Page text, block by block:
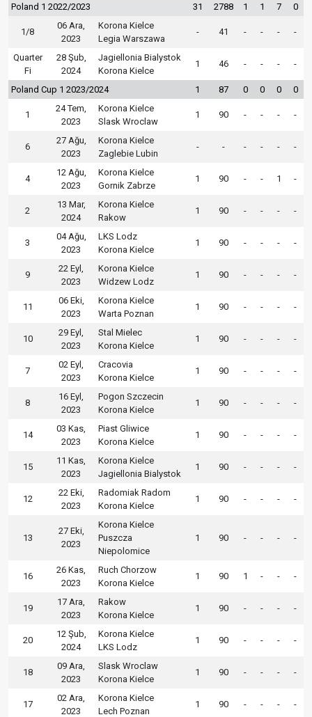
Poland 1 2022/2023 31 2788 1 1 7 0
1/8
06 Ara,
2023
Korona Kielce
Legia Warszawa
- 41 - - - -
Quarter
Fi
28 Şub,
2024
Jagiellonia Bialystok
Korona Kielce
1 46 - - - -
Poland Cup 1 2023/2024 1 87 0 0 0 0
1
24 Tem,
2023
Korona Kielce
Slask Wroclaw
1 90 - - - -
6
27 Ağu,
2023
Korona Kielce
Zaglebie Lubin
- - - - - -
4
12 Ağu,
2023
Korona Kielce
Gornik Zabrze
1 90 - - 1 -
2
13 Mar,
2024
Korona Kielce
Rakow
1 90 - - - -
3
04 Ağu,
2023
LKS Lodz
Korona Kielce
1 90 - - - -
9
22 Eyl,
2023
Korona Kielce
Widzew Lodz
1 90 - - - -
11
06 Eki,
2023
Korona Kielce
Warta Poznan
1 90 - - - -
10
29 Eyl,
2023
Stal Mielec
Korona Kielce
1 90 - - - -
7
02 Eyl,
2023
Cracovia
Korona Kielce
1 90 - - - -
8
16 Eyl,
2023
Pogon Szczecin
Korona Kielce
1 90 - - - -
14
03 Kas,
2023
Piast Gliwice
Korona Kielce
1 90 - - - -
15
11 Kas,
2023
Korona Kielce
Jagiellonia Bialystok
1 90 - - - -
12
22 Eki,
2023
Radomiak Radom
Korona Kielce
1 90 - - - -
13
27 Eki,
2023
Korona Kielce
Puszcza
Niepolomice
1 90 - - - -
16
26 Kas,
2023
Ruch Chorzow
Korona Kielce
1 90 1 - - -
19
17 Ara,
2023
Rakow
Korona Kielce
1 90 - - - -
20
12 Şub,
2024
Korona Kielce
LKS Lodz
1 90 - - - -
18
09 Ara,
2023
Slask Wroclaw
Korona Kielce
1 90 - - - -
17
02 Ara,
2023
Korona Kielce
Lech Poznan
1 90 - - - -